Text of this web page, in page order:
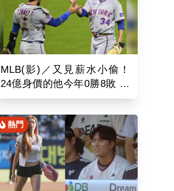
MLB(影)／又見薪水小偷！
24億身價的他今年0勝8敗 幽
靈指叉只能從牛棚出發
熱門